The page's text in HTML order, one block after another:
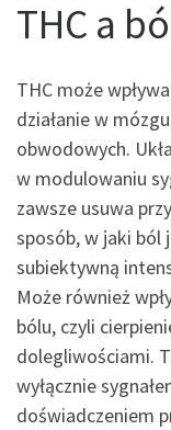
THC a
THC może
działanie w
obwodowych.
w modulowaniu
zawsze usuwa
sposób, w jaki ból
subiektywną
Może również
bólu, czyli
dolegliwościami.
wyłącznie
doświadczeniem